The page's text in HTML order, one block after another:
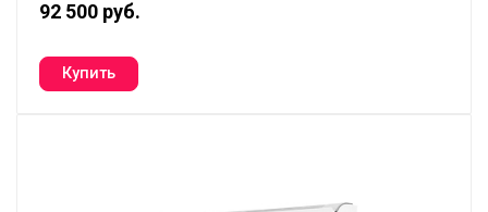
92 500 руб.